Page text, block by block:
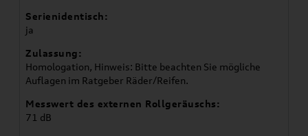
Serienidentisch:
ja
Zulassung:
Homologation, Hinweis: Bitte beachten Sie mögliche
Auflagen im Ratgeber Räder/Reifen.
Messwert des externen Rollgeräuschs:
71 dB